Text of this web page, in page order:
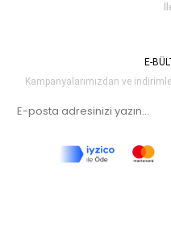
E-
Kampanyalarımızdan ve